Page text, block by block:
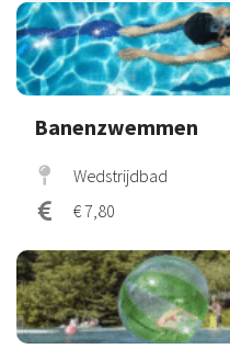
Banenzwemmen
Wedstrijdbad
€ 7,80